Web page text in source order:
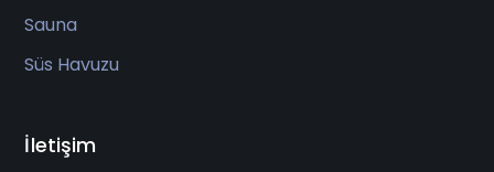
Sauna
Süs Havuzu
İletişim